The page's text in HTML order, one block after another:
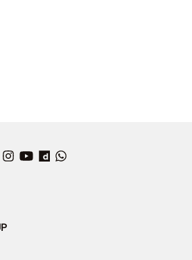
Twitter
Instagram
YouTube
Dailymotion